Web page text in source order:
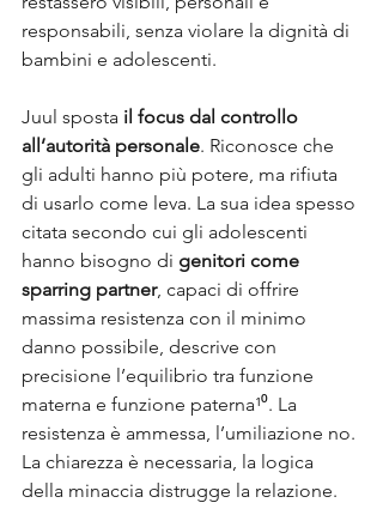
responsabili, senza violare la dignità di
bambini e adolescenti.
Juul sposta il focus dal controllo
all’autorità personale. Riconosce che
gli adulti hanno più potere, ma rifiuta
di usarlo come leva. La sua idea spesso
citata secondo cui gli adolescenti
hanno bisogno di genitori come
sparring partner, capaci di offrire
massima resistenza con il minimo
danno possibile, descrive con
precisione l’equilibrio tra funzione
materna e funzione paterna¹⁰. La
resistenza è ammessa, l’umiliazione no.
La chiarezza è necessaria, la logica
della minaccia distrugge la relazione.